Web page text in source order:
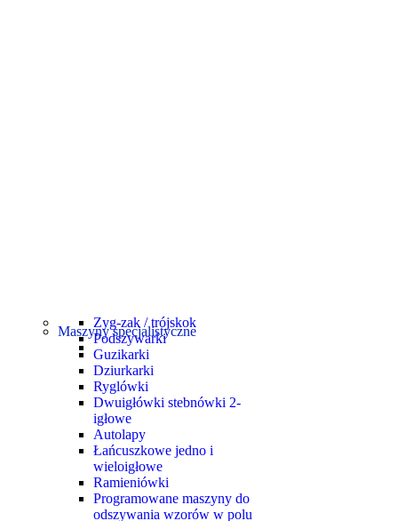
Maszyny specjalistyczne
Zyg-zak / trójskok
Podszywarki
Guzikarki
Dziurkarki
Ryglówki
Dwuigłówki stebnówki 2-
igłowe
Autolapy
Łańcuszkowe jedno i
wieloigłowe
Ramieniówki
Programowane maszyny do
odszywania wzorów w polu